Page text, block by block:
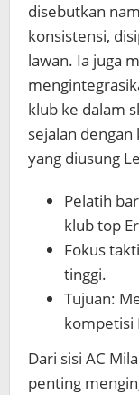
disebutkan
konsistensi,
lawan. Ia juga
klub ke dalam
sejalan
yang diusung
Pelatih
klub top
Fokus
tinggi.
Tujuan:
kompetisi
Dari sisi AC
penting